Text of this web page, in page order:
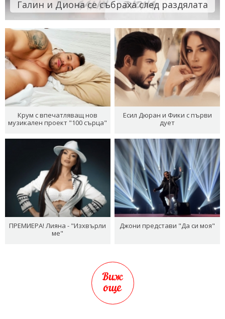
Галин и Диона се събраха след раздялата
Крум с впечатляващ нов
музикален проект "100 сърца"
Есил Дюран и Фики с първи
дует
ПРЕМИЕРА! Лияна - "Изхвърли
ме"
Джони представи "Да си моя"
Виж
още